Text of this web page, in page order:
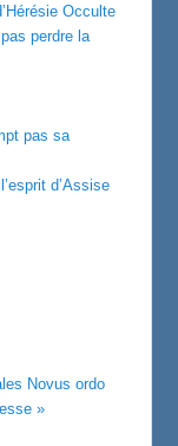
Occulte
perdre la
pas sa
d’Assise
Novus ordo
»